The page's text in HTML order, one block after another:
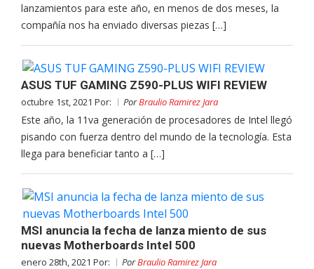
lanzamientos para este año, en menos de dos meses, la
compañía nos ha enviado diversas piezas […]
ASUS TUF GAMING Z590-PLUS WIFI REVIEW
octubre 1st, 2021 Por: PorBraulio Ramirez Jara
Este año, la 11va generación de procesadores de Intel llegó
pisando con fuerza dentro del mundo de la tecnología. Esta
llega para beneficiar tanto a […]
MSI anuncia la fecha de lanza miento de sus
nuevas Motherboards Intel 500
enero 28th, 2021 Por: PorBraulio Ramirez Jara